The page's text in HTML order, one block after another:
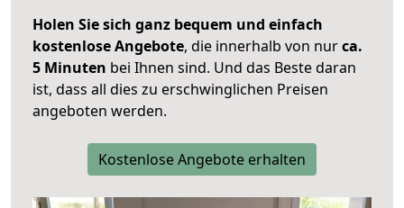
Holen Sie sich ganz bequem und einfach
kostenlose Angebote, die innerhalb von nurca.
5 Minuten bei Ihnen sind. Und das Beste daran
ist, dass all dies zu erschwinglichen Preisen
angeboten werden.
Kostenlose Angebote erhalten